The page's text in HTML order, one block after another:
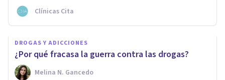
Clínicas Cita
DROGAS Y ADICCIONES
¿Por qué fracasa la guerra contra las drogas?
Melina N. Gancedo